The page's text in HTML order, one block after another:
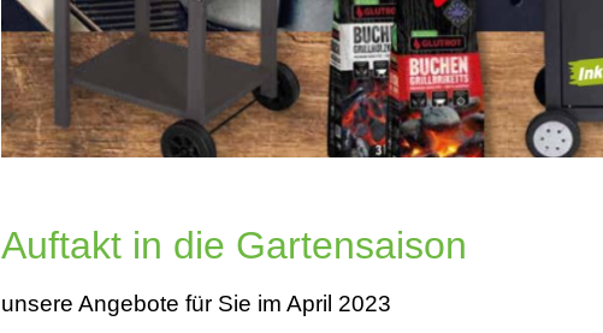
Auftakt in die Gartensaison
unsere Angebote für Sie im April 2023